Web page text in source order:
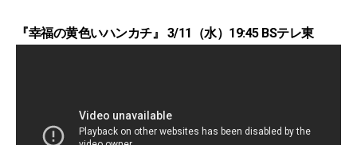
『幸福の黄色いハンカチ』 3/11（水）19:45 BSテレ東